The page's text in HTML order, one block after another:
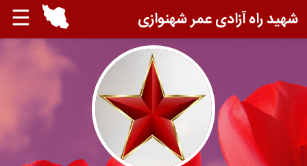
☰ شهید راه آزادی عمر شهنوازی